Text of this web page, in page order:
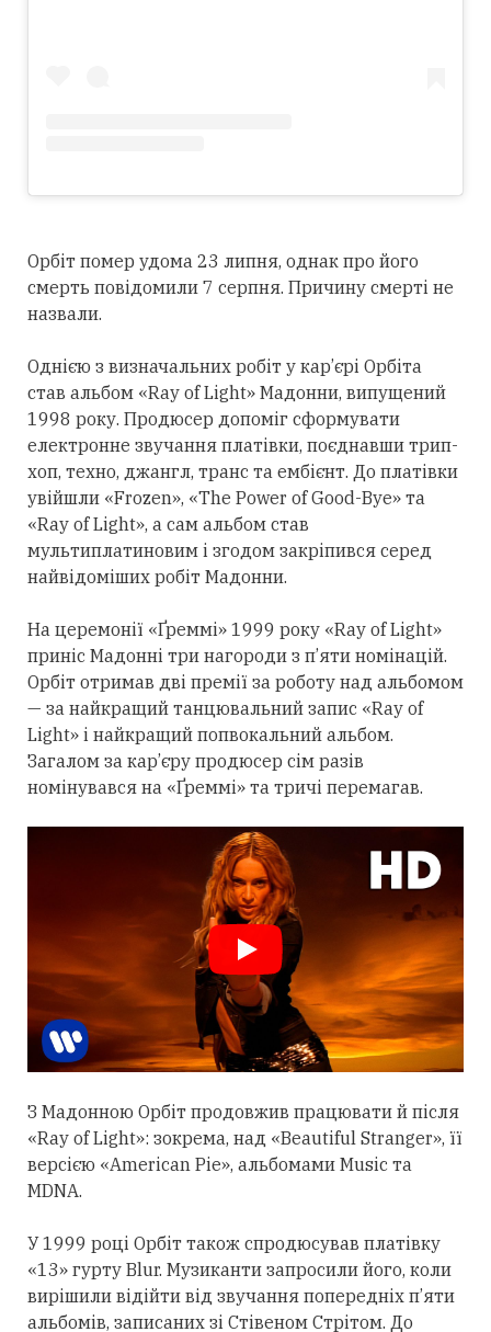
Орбіт помер удома 23 липня, однак про його
смерть повідомили 7 серпня. Причину смерті не
назвали.
Однією з визначальних робіт у кар’єрі Орбіта
став альбом «Ray of Light» Мадонни, випущений
1998 року. Продюсер допоміг сформувати
електронне звучання платівки, поєднавши трип-
хоп, техно, джангл, транс та ембієнт. До платівки
увійшли «Frozen», «The Power of Good-Bye» та
«Ray of Light», а сам альбом став
мультиплатиновим і згодом закріпився серед
найвідоміших робіт Мадонни.
На церемонії «Ґреммі» 1999 року «Ray of Light»
приніс Мадонні три нагороди з п’яти номінацій.
Орбіт отримав дві премії за роботу над альбомом
— за найкращий танцювальний запис «Ray of
Light» і найкращий попвокальний альбом.
Загалом за кар’єру продюсер сім разів
номінувався на «Ґреммі» та тричі перемагав.
З Мадонною Орбіт продовжив працювати й після
«Ray of Light»: зокрема, над «Beautiful Stranger», її
версією «American Pie», альбомами Music та
MDNA.
У 1999 році Орбіт також спродюсував платівку
«13» гурту Blur. Музиканти запросили його, коли
вирішили відійти від звучання попередніх п’яти
альбомів, записаних зі Стівеном Стрітом. До